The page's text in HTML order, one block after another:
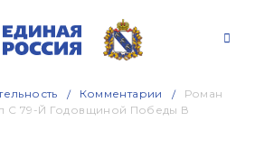
Комментарии
Роман
С 79-Й Годовщиной Победы В